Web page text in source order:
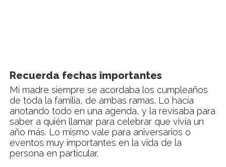
Recuerda fechas importantes
Mi madre siempre se acordaba los cumpleaños
de toda la familia, de ambas ramas. Lo hacía
anotando todo en una agenda, y la revisaba para
saber a quién llamar para celebrar que vivía un
año más. Lo mismo vale para aniversarios o
eventos muy importantes en la vida de la
persona en particular.